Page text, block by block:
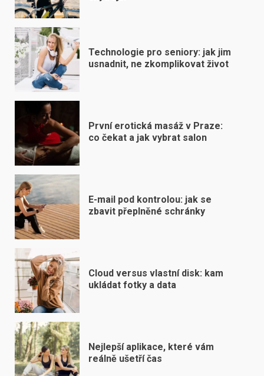
Technologie pro seniory: jak jim
usnadnit, ne zkomplikovat život
První erotická masáž v Praze:
co čekat a jak vybrat salon
E-mail pod kontrolou: jak se
zbavit přeplněné schránky
Cloud versus vlastní disk: kam
ukládat fotky a data
Nejlepší aplikace, které vám
reálně ušetří čas